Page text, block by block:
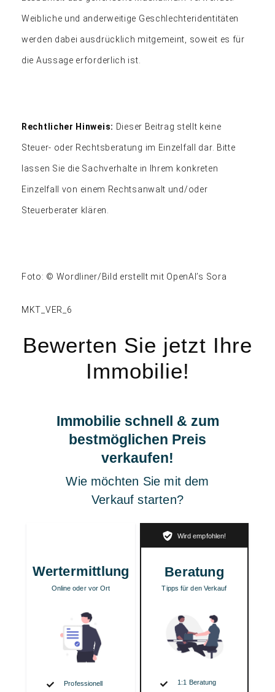
Weibliche und anderweitige Geschlechteridentitäten
werden dabei ausdrücklich mitgemeint, soweit es für
die Aussage erforderlich ist.
Rechtlicher Hinweis: Dieser Beitrag stellt keine
Steuer- oder Rechtsberatung im Einzelfall dar. Bitte
lassen Sie die Sachverhalte in Ihrem konkreten
Einzelfall von einem Rechtsanwalt und/oder
Steuerberater klären.
Foto: © Wordliner/Bild erstellt mit OpenAI’s Sora
MKT_VER_6
Bewerten Sie jetzt Ihre
Immobilie!